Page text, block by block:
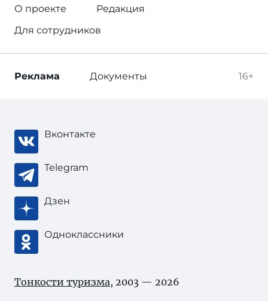
О проекте
Редакция
Для сотрудников
16+
Реклама Документы
Вконтакте
Telegram
Дзен
Одноклассники
Тонкости туризма, 2003 — 2026